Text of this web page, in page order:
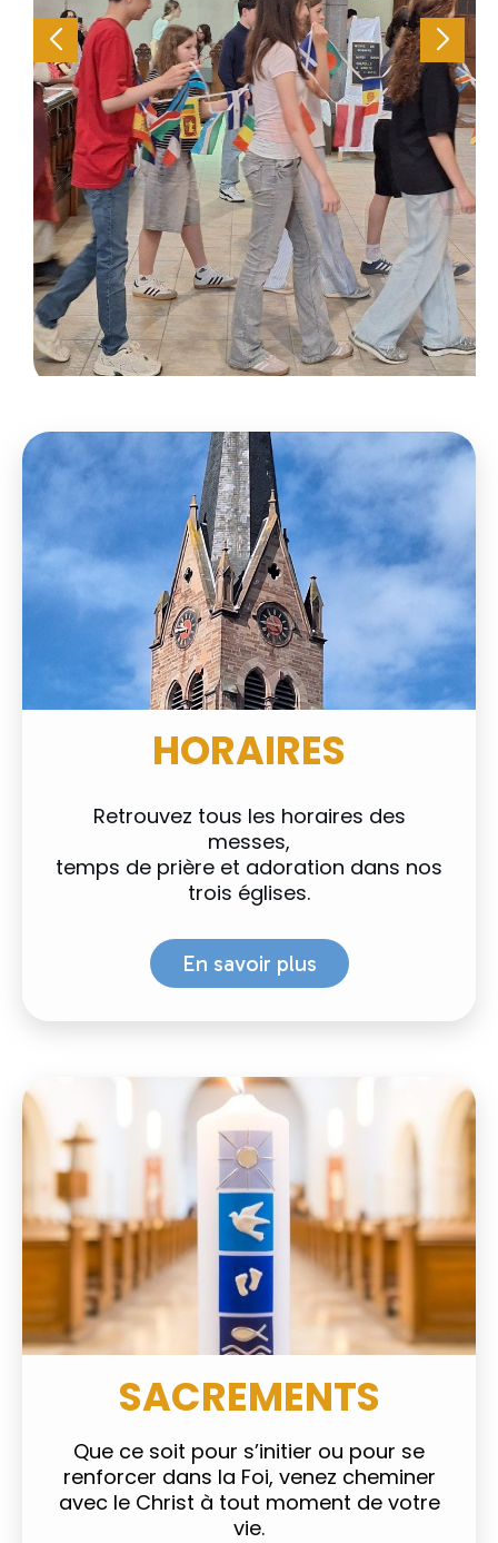
HORAIRES
Retrouvez tous les horaires des
messes,
temps de prière et adoration dans nos
trois églises.
En savoir plus
SACREMENTS
Que ce soit pour s’initier ou pour se
renforcer dans la Foi, venez cheminer
avec le Christ à tout moment de votre
vie.